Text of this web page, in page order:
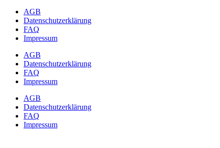
AGB
Datenschutzerklärung
FAQ
Impressum
AGB
Datenschutzerklärung
FAQ
Impressum
AGB
Datenschutzerklärung
FAQ
Impressum